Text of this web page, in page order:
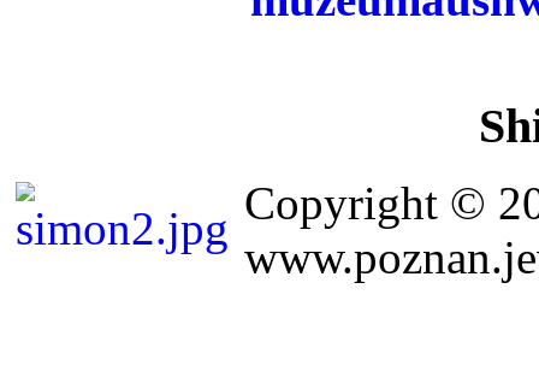
Copyright ©